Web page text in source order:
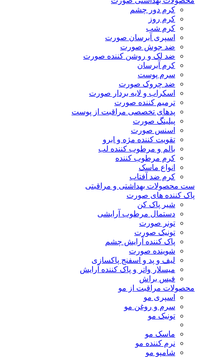
کرم دور چشم
کرم روز
کرم شب
اسپری آبرسان صورت
ضد جوش صورت
ضد لک و روشن کننده صورت
کرم آبرسان
سرم پوست
ضد چروک صورت
اسکراب و لایه بردار صورت
ترمیم کننده صورت
پدهای تخصصی مراقبت از پوست
پیلینگ صورت
اسنس صورت
تقویت کننده مژه و ابرو
بالم و مرطوب کننده لب
کرم مرطوب کننده
انواع ماسک
کرم ضد آفتاب
ست محصولات بهداشتی و مراقبتی
پاک کننده های صورت
شیر پاک کن
دستمال مرطوب آرایشی
تونر صورت
تونیک صورت
پاک کننده آرایش چشم
شوینده صورت
لیف و پد و اسفنج پاکسازی
میسلار واتر و پاک کننده آرایش
فیس براش
محصولات مراقبت از مو
اسپری مو
سرم و روغن مو
تونیک مو
ماسک مو
نرم کننده مو
شامپو مو